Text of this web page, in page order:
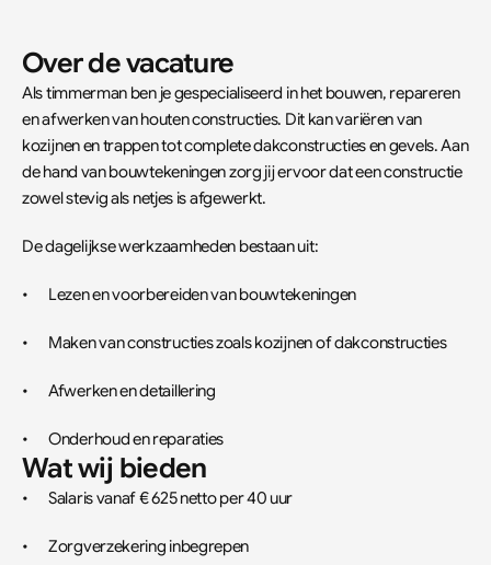
Over de vacature
Als timmerman ben je gespecialiseerd in het bouwen, repareren
en afwerken van houten constructies. Dit kan variëren van
kozijnen en trappen tot complete dakconstructies en gevels. Aan
de hand van bouwtekeningen zorg jij ervoor dat een constructie
zowel stevig als netjes is afgewerkt.
De dagelijkse werkzaamheden bestaan uit:
•	Lezen en voorbereiden van bouwtekeningen
•	Maken van constructies zoals kozijnen of dakconstructies
•	Afwerken en detaillering
•	Onderhoud en reparaties
Wat wij bieden
•	Salaris vanaf € 625 netto per 40 uur
•	Zorgverzekering inbegrepen